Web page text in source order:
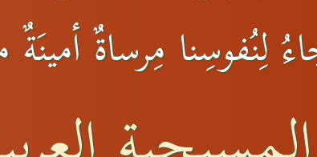
لِنُفوسِنا مِرساةٌ